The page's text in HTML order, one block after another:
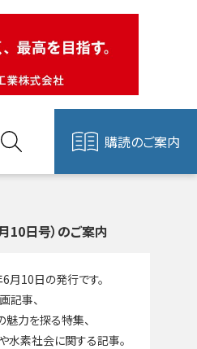
購読のご案内
10日号）のご案内
月10日の発行です。
記事、
魅力を探る特集、
水素社会に関する記事。